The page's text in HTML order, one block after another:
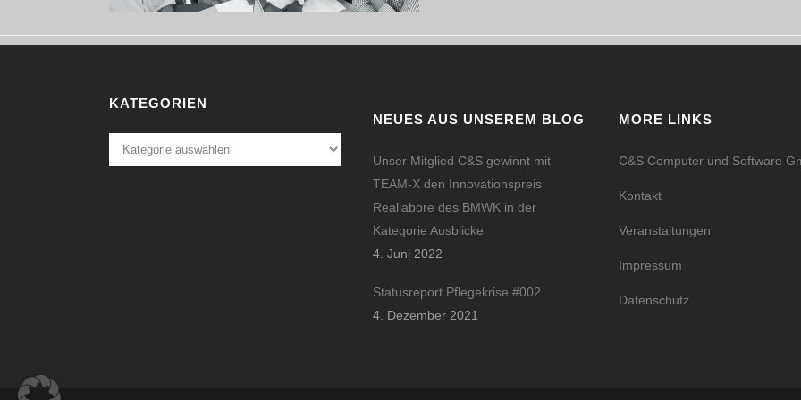
KATEGORIEN
Kategorien
NEUES AUS UNSEREM BLOG
Unser Mitglied C&S gewinnt mit
TEAM-X den Innovationspreis
Reallabore des BMWK in der
Kategorie Ausblicke
4. Juni 2022
Statusreport Pflegekrise #002
4. Dezember 2021
MORE LINKS
C&S Computer und Software
Kontakt
Veranstaltungen
Impressum
Datenschutz